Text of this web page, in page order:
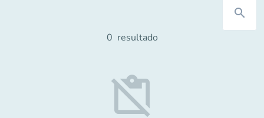
search
0 resultado
content_paste_off